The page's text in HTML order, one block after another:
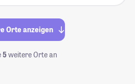
Orte anzeigen
5weitere Orte an